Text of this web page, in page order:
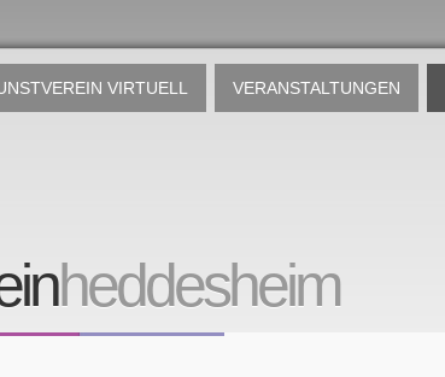
VIRTUELL VERANSTALTUNGEN
heddesheim